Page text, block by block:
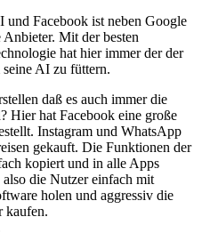
Facebook ist neben Google
Mit der besten
hat hier immer der der
AI zu füttern.
daß es auch immer die
Hier hat Facebook eine große
Instagram und WhatsApp
gekauft. Die Funktionen der
kopiert und in alle Apps
die Nutzer einfach mit
holen und aggressiv die
kaufen.